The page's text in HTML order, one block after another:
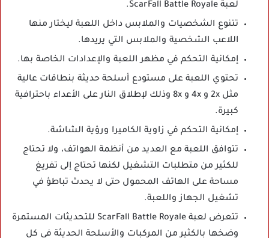
لعبة ScarFall Battle Royale.
تتنوع الشخصيات والملابس داخل اللعبة ليختار منها
اللاعب الشخصية والملابس التي يريدها.
إمكانية التحكم في مظهر اللعبة والإعدادات الخاصة بها.
تحتوي اللعبة على مستودع أسلحة حديثة بنطاقات عالية
مثل 2x و 4x و 8x وذلك لإطلاق النار على الأعداء باحترافية
كبيرة.
إمكانية التحكم في زاوية الكاميرا ورؤية الشاشة.
تتوافق اللعبة مع العديد من أنظمة الهواتف، ولا تحتاج
للكثير من متطلبات التشغيل لكنها تحتاج إلى تفريغ
مساحة على الهاتف المحمول حتى لا يحدث تباطؤ في
تشغيل الجهاز واللعبة.
تتعرض لعبة ScarFall Battle Royale للتحديثات المستمرة
وضخها بالكثير من المركبات والأسلحة الحديثة في كل